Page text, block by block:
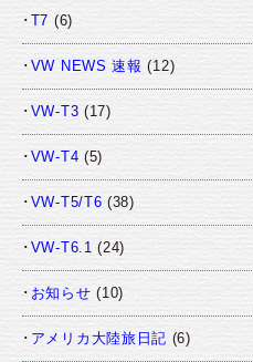
T7 (6)
VW NEWS 速報 (12)
VW-T3 (17)
VW-T4 (5)
VW-T5/T6 (38)
VW-T6.1 (24)
お知らせ (10)
アメリカ大陸旅日記 (6)